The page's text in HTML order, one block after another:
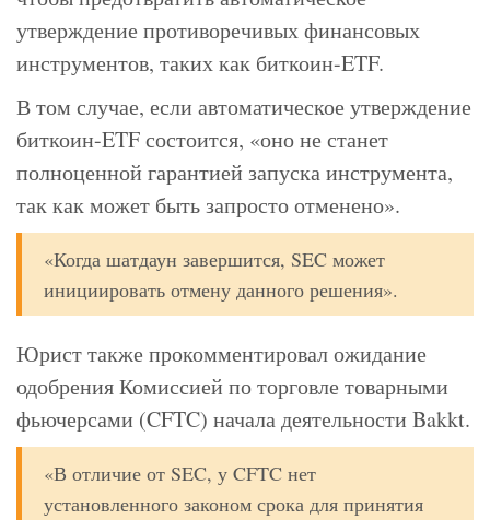
утверждение противоречивых финансовых
инструментов, таких как биткоин-ETF.
В том случае, если автоматическое утверждение
биткоин-ETF состоится, «оно не станет
полноценной гарантией запуска инструмента,
так как может быть запросто отменено».
«Когда шатдаун завершится, SEC может
инициировать отмену данного решения».
Юрист также прокомментировал ожидание
одобрения Комиссией по торговле товарными
фьючерсами (CFTC) начала деятельности Bakkt.
«В отличие от SEC, у CFTC нет
установленного законом срока для принятия